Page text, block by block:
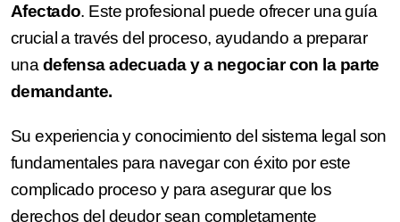
Afectado. Este profesional puede ofrecer una guía
crucial a través del proceso, ayudando a preparar
una defensa adecuada y a negociar con la parte
demandante.
Su experiencia y conocimiento del sistema legal son
fundamentales para navegar con éxito por este
complicado proceso y para asegurar que los
derechos del deudor sean completamente